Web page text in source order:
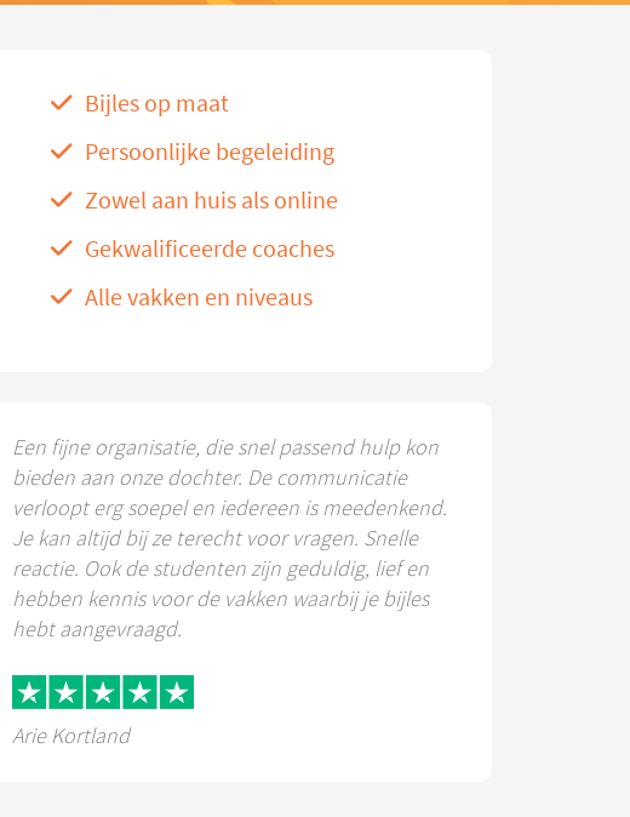
Bijles op maat
Persoonlijke begeleiding
Zowel aan huis als online
Gekwalificeerde coaches
Alle vakken en niveaus
Een fijne organisatie, die snel passend hulp kon
bieden aan onze dochter. De communicatie
verloopt erg soepel en iedereen is meedenkend.
Je kan altijd bij ze terecht voor vragen. Snelle
reactie. Ook de studenten zijn geduldig, lief en
hebben kennis voor de vakken waarbij je bijles
hebt aangevraagd.
Arie Kortland